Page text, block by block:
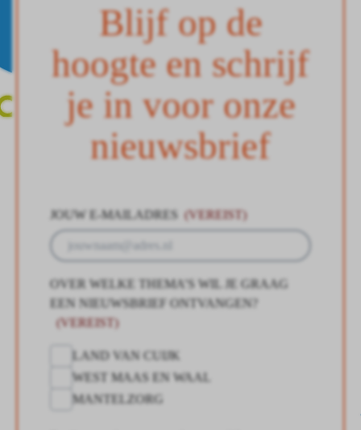
Blijf op de
hoogte en schrijf
je in voor onze
nieuwsbrief
JOUW E-MAILADRES (VEREIST)
OVER WELKE THEMA’S WIL JE GRAAG
EEN NIEUWSBRIEF ONTVANGEN?
(VEREIST)
LAND VAN CUIJK
WEST MAAS EN WAAL
MANTELZORG